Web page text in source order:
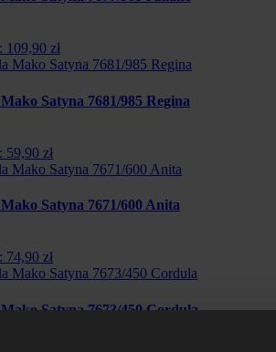
109,90 zł
Satyna 7681/985 Regina
59,90 zł
Satyna 7671/600 Anita
74,90 zł
Satyna 7673/450 Cordula